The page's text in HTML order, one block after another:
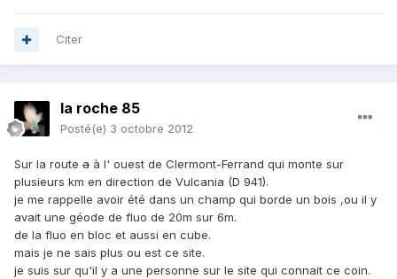
Citer
la roche 85
Posté(e) 3 octobre 2012
Sur la route a à l' ouest de Clermont-Ferrand qui monte sur
plusieurs km en direction de Vulcania (D 941).
je me rappelle avoir été dans un champ qui borde un bois ,ou il y
avait une géode de fluo de 20m sur 6m.
de la fluo en bloc et aussi en cube.
mais je ne sais plus ou est ce site.
je suis sur qu'il y a une personne sur le site qui connait ce coin.